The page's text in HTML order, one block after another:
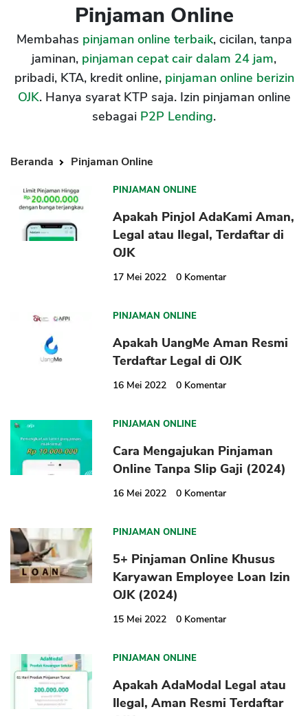
Pinjaman Online
Membahas pinjaman online terbaik, cicilan, tanpa
jaminan, pinjaman cepat cair dalam 24 jam,
pribadi, KTA, kredit online, pinjaman online berizin
OJK. Hanya syarat KTP saja. Izin pinjaman online
sebagai P2P Lending.
Beranda Pinjaman Online
PINJAMAN ONLINE
Apakah Pinjol AdaKami Aman,
Legal atau Ilegal, Terdaftar di
OJK
17 Mei 2022 0 Komentar
PINJAMAN ONLINE
Apakah UangMe Aman Resmi
Terdaftar Legal di OJK
16 Mei 2022 0 Komentar
PINJAMAN ONLINE
Cara Mengajukan Pinjaman
Online Tanpa Slip Gaji (2024)
16 Mei 2022 0 Komentar
PINJAMAN ONLINE
5+ Pinjaman Online Khusus
Karyawan Employee Loan Izin
OJK (2024)
15 Mei 2022 0 Komentar
PINJAMAN ONLINE
Apakah AdaModal Legal atau
Ilegal, Aman Resmi Terdaftar
CANCEL